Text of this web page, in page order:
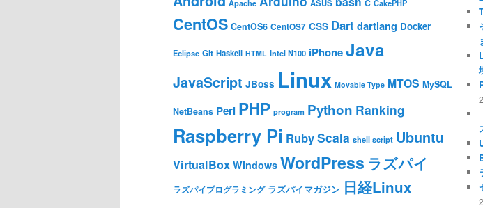
Apache ASUS C CakePHP
CentOS CentOS6 CentOS7 CSS Dart dartlang Docker
Eclipse Git Haskell HTML Intel N100 iPhoneJava
JavaScript JBoss Linux Movable Type MTOS MySQL
NetBeans Perl PHP program Python Ranking
Raspberry Pi RubyScala shell script Ubuntu
VirtualBox Windows WordPress ラズパイ
ラズパイプログラミング ラズパイマガジン 日経Linux